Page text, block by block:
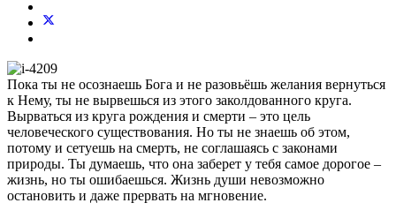
Пока ты не осознаешь Бога и не разовьёшь желания вернуться
к Нему, ты не вырвешься из этого заколдованного круга.
Вырваться из круга рождения и смерти – это цель
человеческого существования. Но ты не знаешь об этом,
потому и сетуешь на смерть, не соглашаясь с законами
природы. Ты думаешь, что она заберет у тебя самое дорогое –
жизнь, но ты ошибаешься. Жизнь души невозможно
остановить и даже прервать на мгновение.